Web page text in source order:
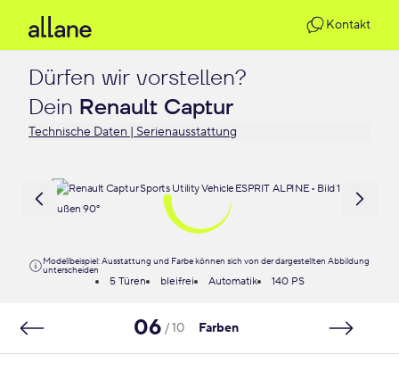
Kontakt
Dürfen wir vorstellen?
Dein Renault Captur
Technische Daten | Serienausstattung
Modellbeispiel: Ausstattung und Farbe können sich von der dargestellten Abbildung
unterscheiden
5 Türen bleifrei Automatik 140 PS
06 / 10 Farben